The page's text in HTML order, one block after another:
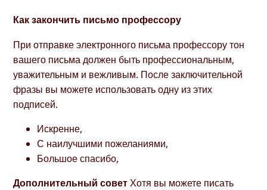
Как закончить письмо профессору
При отправке электронного письма профессору тон
вашего письма должен быть профессиональным,
уважительным и вежливым. После заключительной
фразы вы можете использовать одну из этих
подписей.
Искренне,
С наилучшими пожеланиями,
Большое спасибо,
Дополнительный советХотя вы можете писать